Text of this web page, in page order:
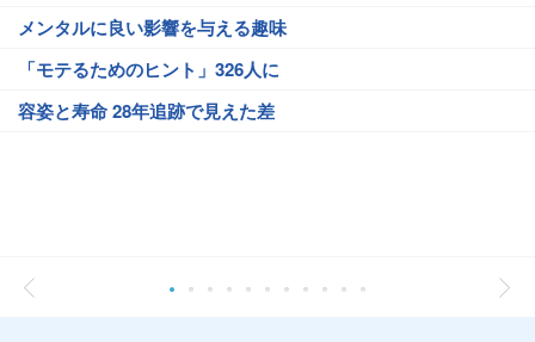
メンタルに良い影響を与える趣味
「モテるためのヒント」326人に
容姿と寿命 28年追跡で見えた差